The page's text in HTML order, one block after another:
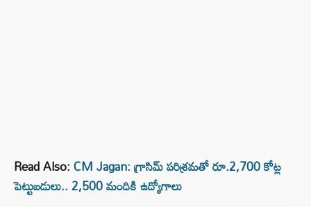
Read Also:CM Jagan: గ్రాసిమ్ పరిశ్రమతో రూ.2,700 కోట్ల
పెట్టుబడులు.. 2,500 మందికి ఉద్యోగాలు